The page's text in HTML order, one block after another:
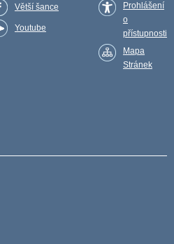
Větší šance
Youtube
Prohlášení
o
přístupnosti
Mapa
Stránek